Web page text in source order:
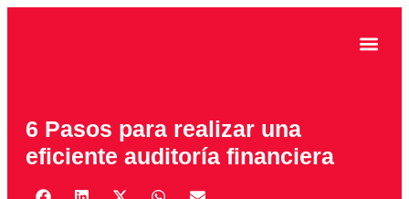
6 Pasos para realizar una
eficiente auditoría financiera